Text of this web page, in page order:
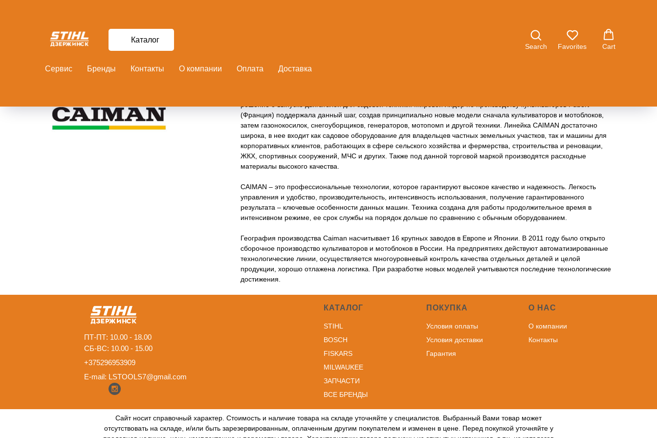
Каталог
Search Favorites Cart
Сервис Бренды Контакты О компании Оплата Доставка
(Франция) поддержала данный шаг, создав принципиально новые модели сначала культиваторов и мотоблоков,
затем газонокосилок, снегоуборщиков, генераторов, мотопомп и другой техники. Линейка CAIMAN достаточно
широка, в нее входит как садовое оборудование для владельцев частных земельных участков, так и машины для
корпоративных клиентов, работающих в сфере сельского хозяйства и фермерства, строительства и реновации,
ЖКХ, спортивных сооружений, МЧС и других. Также под данной торговой маркой производятся расходные
материалы высокого качества.
CAIMAN – это профессиональные технологии, которое гарантируют высокое качество и надежность. Легкость
управления и удобство, производительность, интенсивность использования, получение гарантированного
результата – ключевые особенности данных машин. Техника создана для работы продолжительное время в
интенсивном режиме, ее срок службы на порядок дольше по сравнению с обычным оборудованием.
География производства Caiman насчитывает 16 крупных заводов в Европе и Японии. В 2011 году было открыто
сборочное производство культиваторов и мотоблоков в России. На предприятиях действуют автоматизированные
технологические линии, осуществляется многоуровневый контроль качества отдельных деталей и целой
продукции, хорошо отлажена логистика. При разработке новых моделей учитываются последние технологические
достижения.
КАТАЛОГ
STIHL
BOSCH
FISKARS
MILWAUKEE
ЗАПЧАСТИ
ВСЕ БРЕНДЫ
ПОКУПКА
Условия оплаты
Условия доставки
Гарантия
О НАС
О компании
Контакты
ПТ-ПТ: 10.00 - 18.00
СБ-ВС: 10.00 - 15.00
+375296953909
E-mail: LSTOOLS7@gmail.com
Сайт носит справочный характер. Стоимость и наличие товара на складе уточняйте у специалистов. Выбранный Вами товар может
отсутствовать на складе, и/или быть зарезервированным, оплаченным другим покупателем и изменен в цене. Перед покупкой уточняйте у